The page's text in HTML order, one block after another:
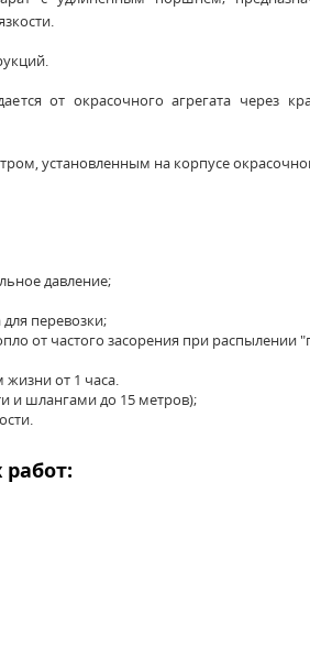
от окрасочного агрегата через
установленным на корпусе
давление;
перевозки;
от частого засорения при распылении
от 1 часа.
и шлангами до 15 метров);